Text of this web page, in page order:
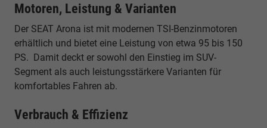
Motoren, Leistung & Varianten
Der SEAT Arona ist mit modernen TSI-Benzinmotoren
erhältlich und bietet eine Leistung von etwa 95 bis 150
PS. Damit deckt er sowohl den Einstieg im SUV-
Segment als auch leistungsstärkere Varianten für
komfortables Fahren ab.
Verbrauch & Effizienz